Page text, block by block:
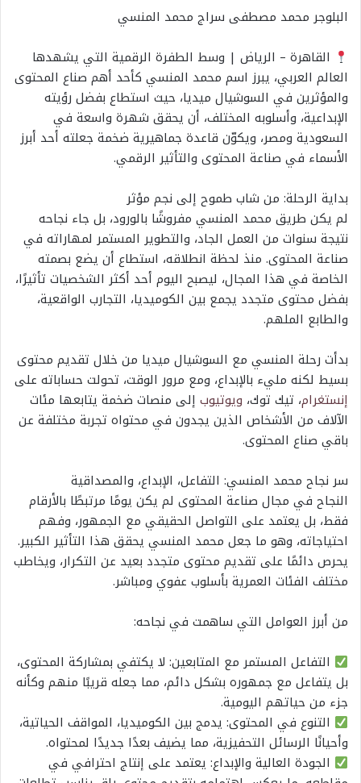
البلوجر محمد مصطفى سراج محمد المنسي
القاهرة – الرياض | وسط الطفرة الرقمية التي يشهدها
العالم العربي، يبرز اسم محمد المنسي كأحد أهم صناع المحتوى
والمؤثرين في السوشيال ميديا، حيث استطاع بفضل رؤيته
الإبداعية، وأسلوبه المختلف، أن يحقق شهرة واسعة في
السعودية ومصر، ويكوّن قاعدة جماهيرية ضخمة جعلته أحد أبرز
الأسماء في صناعة المحتوى والتأثير الرقمي.
بداية الرحلة: من شاب طموح إلى نجم مؤثر
لم يكن طريق محمد المنسي مفروشًا بالورود، بل جاء نجاحه
نتيجة سنوات من العمل الجاد، والتطوير المستمر لمهاراته في
صناعة المحتوى. منذ لحظة انطلاقه، استطاع أن يضع بصمته
الخاصة في هذا المجال، ليصبح اليوم أحد أكثر الشخصيات تأثيرًا،
بفضل محتوى متجدد يجمع بين الكوميديا، التجارب الواقعية،
والطابع الملهم.
بدأت رحلة المنسي مع السوشيال ميديا من خلال تقديم محتوى
بسيط لكنه مليء بالإبداع، ومع مرور الوقت، تحولت حساباته على
إنستغرام، تيك توك، ويوتيوب إلى منصات ضخمة يتابعها مئات
الآلاف من الأشخاص الذين يجدون في محتواه تجربة مختلفة عن
باقي صناع المحتوى.
سر نجاح محمد المنسي: التفاعل، الإبداع، والمصداقية
النجاح في مجال صناعة المحتوى لم يكن يومًا مرتبطًا بالأرقام
فقط، بل يعتمد على التواصل الحقيقي مع الجمهور، وفهم
احتياجاته، وهو ما جعل محمد المنسي يحقق هذا التأثير الكبير.
يحرص دائمًا على تقديم محتوى متجدد بعيد عن التكرار، ويخاطب
مختلف الفئات العمرية بأسلوب عفوي ومباشر.
من أبرز العوامل التي ساهمت في نجاحه:
التفاعل المستمر مع المتابعين: لا يكتفي بمشاركة المحتوى،
بل يتفاعل مع جمهوره بشكل دائم، مما جعله قريبًا منهم وكأنه
جزء من حياتهم اليومية.
التنوع في المحتوى: يدمج بين الكوميديا، المواقف الحياتية،
وأحيانًا الرسائل التحفيزية، مما يضيف بعدًا جديدًا لمحتواه.
الجودة العالية والإبداع: يعتمد على إنتاج احترافي في